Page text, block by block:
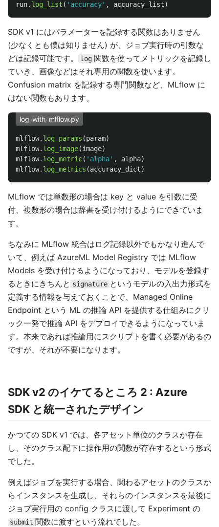
run. log_list ( ' accuracy' , accuracy_list)
SDK v1 にはパラメーターを記録する関数はありません
(少なくとも僕は知りません) が、ジョブ実行時の引数な
どは記録可能です。
log 関数を使ってメトリックを記録し
ていき、画像などはそれ専用の関数を使います。
Confusion matrix を記録する専門関数など、MLflow に
はない関数もあります。
log_with_mlflow.py
mlflow. log_params (param)
mlflow. log_image(image)
mlflow. log_metric( ' alpha' , alpha)
mlflow. log_metrics (accuracy_dict)
MLflow では単数形の場合は key と value を引数に受
付、複数形の場合は辞書を受け付けるようにできていま
す。
ちなみに MLflow 統合はログ記録以外でもかなり進んで
いて、例えば AzureML Model Registry では MLflow
Models を受け付けるようになっており、モデルを登録す
るときにきちんと signature というモデルの入出力形式を
定義する情報を与えておくことで、Managed Online
Endpoint という ML の推論 API を提供する仕組みにクリ
ック一発で推論 API をデプロイできるようになっていま
す。本来であれば推論用にスクリプトを書く必要があるの
ですが、それが不要になります。
SDK v2 のイケてるところ 2 : Azure
SDK と統一されたデザイン
かつての SDK v1 では、各アセット単位のクラスが存在
し、そのクラス配下に操作用の関数が存在するという形式
でした。
例えばジョブを実行する場合、関わるアセットのクラスか
らインスタンスを生成し、それらのインスタンスを最後に
ジョブ実行用の config クラスに渡して Experiment の
submit 関数に渡すという流れでした。